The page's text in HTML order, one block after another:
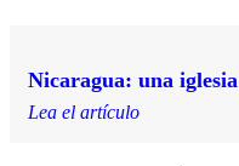
Nicaragua: una
Lea el artículo